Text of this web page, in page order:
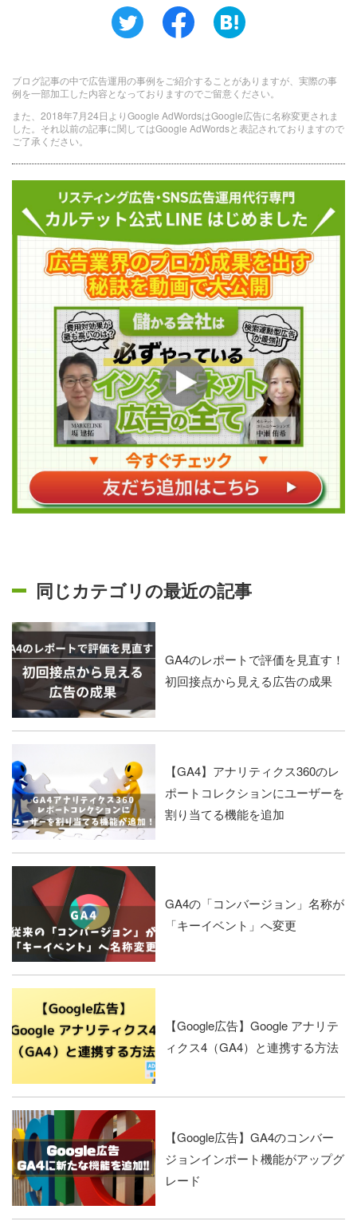
ブログ記事の中で広告運用の事例をご紹介することがありますが、実際の事
例を一部加工した内容となっておりますのでご留意ください。
また、2018年7月24日よりGoogle AdWordsはGoogle広告に名称変更されま
した。それ以前の記事に関してはGoogle AdWordsと表記されておりますので
ご了承ください。
同じカテゴリの最近の記事
GA4のレポートで評価を見直す！
初回接点から見える広告の成果
【GA4】アナリティクス360のレ
ポートコレクションにユーザーを
割り当てる機能を追加
GA4の「コンバージョン」名称が
「キーイベント」へ変更
【Google広告】Google アナリテ
ィクス4（GA4）と連携する方法
【Google広告】GA4のコンバー
ジョンインポート機能がアップグ
レード